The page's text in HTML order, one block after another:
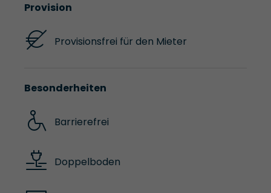
Provision
Provisionsfrei für den Mieter
Besonderheiten
Barrierefrei
Doppelboden